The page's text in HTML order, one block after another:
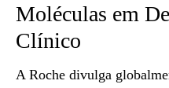
Moléculas em
Clínico
A Roche divulga